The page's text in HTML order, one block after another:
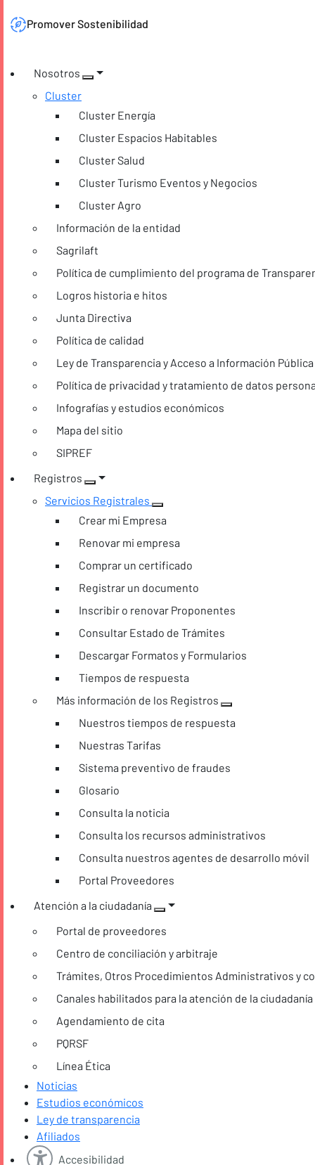
Promover Sostenibilidad
Nosotros
Cluster
Cluster Energía
Cluster Espacios Habitables
Cluster Salud
Cluster Turismo Eventos y Negocios
Cluster Agro
Información de la entidad
Sagrilaft
Política de cumplimiento del programa de
Logros historia e hitos
Junta Directiva
Política de calidad
Ley de Transparencia y Acceso a Información Pública
Política de privacidad y tratamiento de datos
Infografías y estudios económicos
Mapa del sitio
SIPREF
Registros
Servicios Registrales
Crear mi Empresa
Renovar mi empresa
Comprar un certificado
Registrar un documento
Inscribir o renovar Proponentes
Consultar Estado de Trámites
Descargar Formatos y Formularios
Tiempos de respuesta
Más información de los Registros
Nuestros tiempos de respuesta
Nuestras Tarifas
Sistema preventivo de fraudes
Glosario
Consulta la noticia
Consulta los recursos administrativos
Consulta nuestros agentes de desarrollo móvil
Portal Proveedores
Atención a la ciudadanía
Portal de proveedores
Centro de conciliación y arbitraje
Trámites, Otros Procedimientos Administrativos y
Canales habilitados para la atención de la ciudadanía
Agendamiento de cita
PQRSF
Línea Ética
Noticias
Estudios económicos
Ley de transparencia
Afiliados
Accesibilidad